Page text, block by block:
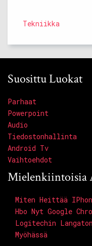
Tekniikka
Suosittu Luokat
Parhaat
Powerpoint
Audio
Tiedostonhallinta
Android Tv
Vaihtoehdot
Mielenkiintoisia
Miten Heittää
Hbo Nyt Google
Logitechin
Myöhässä